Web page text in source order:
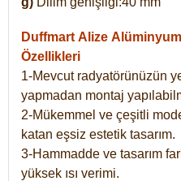
Duffmart Alize
Özellikleri
1-Mevcut radyatörünüzün
yapmadan montaj
2-Mükemmel ve çeşitli
katan eşsiz estetik tasarım.
3-Hammadde ve tasarım
yüksek ısı verimi.